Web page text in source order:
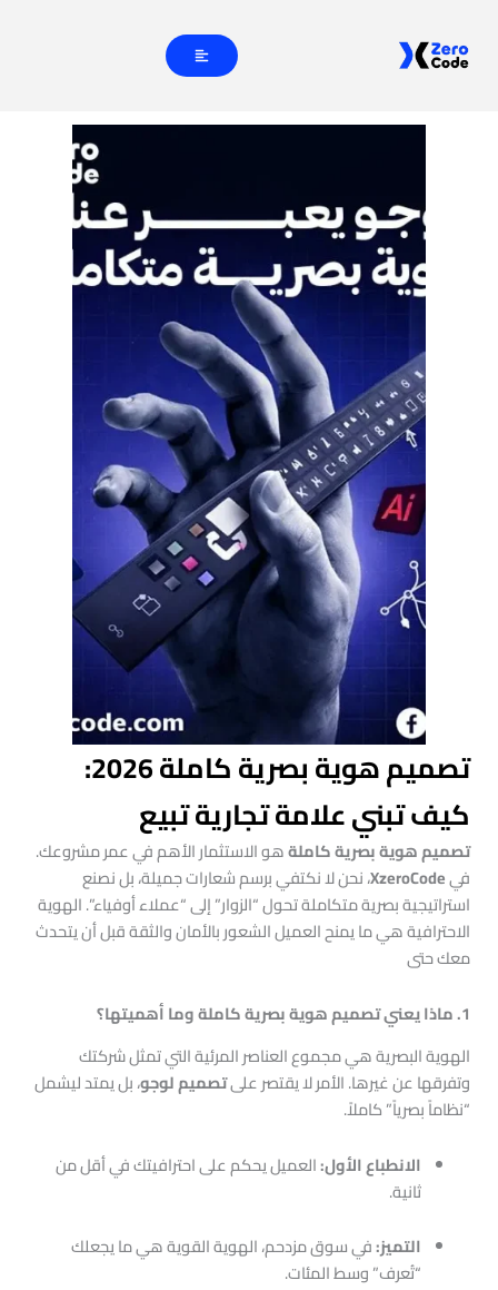
المحتوى
تصميم هوية بصرية كاملة 2026:
كيف تبني علامة تجارية تبيع
تصميم هوية بصرية كاملةهو الاستثمار الأهم في عمر مشروعك.
فيXzeroCode، نحن لا نكتفي برسم شعارات جميلة، بل نصنع
استراتيجية بصرية متكاملة تحول “الزوار” إلى “عملاء أوفياء”. الهوية
الاحترافية هي ما يمنح العميل الشعور بالأمان والثقة قبل أن يتحدث
معك حتى
1. ماذا يعني تصميم هوية بصرية كاملة وما أهميتها؟
الهوية البصرية هي مجموع العناصر المرئية التي تمثل شركتك
وتفرقها عن غيرها. الأمر لا يقتصر علىتصميم لوجو، بل يمتد ليشمل
“نظاماً بصرياً” كاملاً.
الانطباع الأول:العميل يحكم على احترافيتك في أقل من
ثانية.
التميز:في سوق مزدحم، الهوية القوية هي ما يجعلك
“تُعرف” وسط المئات.